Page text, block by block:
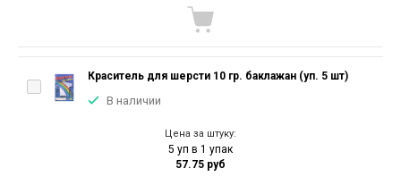
Краситель для шерсти 10 гр. баклажан (уп. 5 шт)
В наличии
Цена за штуку:
5 уп в 1 упак
57.75 руб